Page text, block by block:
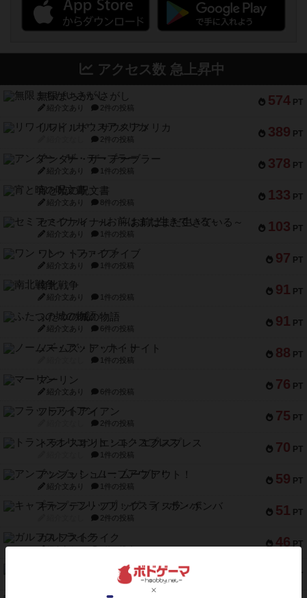
アクセス数 急上昇中
574 PT
無限まちがいさがし
紹介文あり 2件の投稿
389 PT
リワイルド：サウスアメリカ
2件の投稿
378 PT
アンダー・ザ・テーブラー
紹介文あり 1件の投稿
133 PT
宵と暁の呪文書
紹介文あり 8件の投稿
103 PT
セミファイナル ～お前はまだ生きている～
紹介文あり 1件の投稿
97 PT
ワン・トゥ・ファイブ
紹介文あり 1件の投稿
91 PT
南北戦争
紹介文あり 1件の投稿
91 PT
ふたつの城の物語
紹介文あり 6件の投稿
88 PT
ノームズ・アット・ナイト
1件の投稿
76 PT
マーリン
紹介文あり 6件の投稿
75 PT
フラットアイアン
2件の投稿
70 PT
トランスオリエント・エクスプレス
1件の投稿
59 PT
アンブッシュ！：ムーブアウト！
紹介文あり 1件の投稿
51 PT
キャプテン・フリップ：イスラ・ボンバ
2件の投稿
46 PT
ガルフストライク
PT
エコーズ・オブ・タイム
8件の投稿